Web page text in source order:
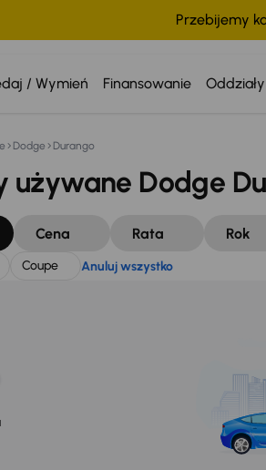
Przebijemy
/ Wymień Finansowanie Oddziały
Anuluj wszystko
Dodge Durango
używane Dodge
Cena Rata Rok
Coupe Anuluj wszystko